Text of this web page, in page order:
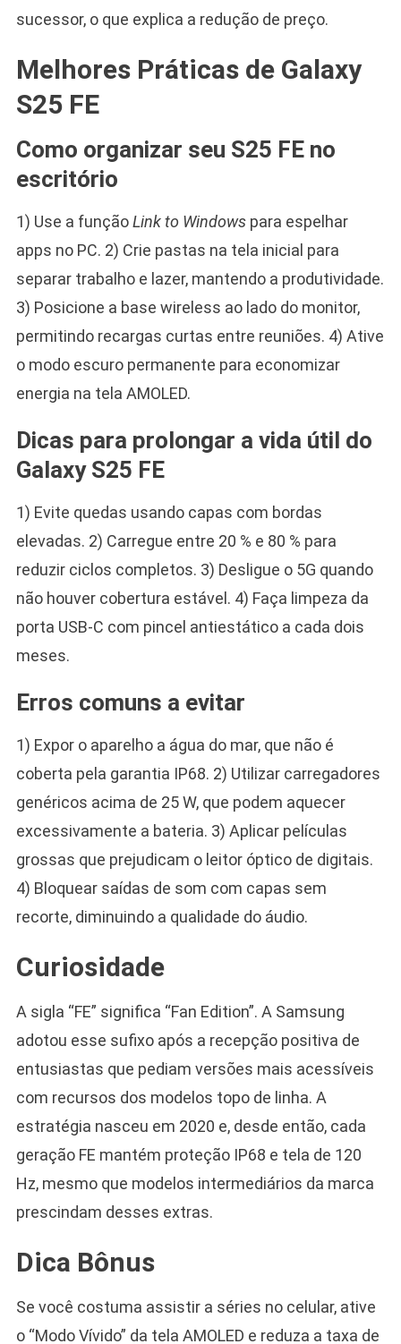
sucessor, o que explica a redução de preço.
Melhores Práticas de Galaxy
S25 FE
Como organizar seu S25 FE no
escritório
1) Use a funçãoLink to Windowspara espelhar
apps no PC. 2) Crie pastas na tela inicial para
separar trabalho e lazer, mantendo a produtividade.
3) Posicione a base wireless ao lado do monitor,
permitindo recargas curtas entre reuniões. 4) Ative
o modo escuro permanente para economizar
energia na tela AMOLED.
Dicas para prolongar a vida útil do
Galaxy S25 FE
1) Evite quedas usando capas com bordas
elevadas. 2) Carregue entre 20 % e 80 % para
reduzir ciclos completos. 3) Desligue o 5G quando
não houver cobertura estável. 4) Faça limpeza da
porta USB-C com pincel antiestático a cada dois
meses.
Erros comuns a evitar
1) Expor o aparelho a água do mar, que não é
coberta pela garantia IP68. 2) Utilizar carregadores
genéricos acima de 25 W, que podem aquecer
excessivamente a bateria. 3) Aplicar películas
grossas que prejudicam o leitor óptico de digitais.
4) Bloquear saídas de som com capas sem
recorte, diminuindo a qualidade do áudio.
Curiosidade
A sigla “FE” significa “Fan Edition”. A Samsung
adotou esse sufixo após a recepção positiva de
entusiastas que pediam versões mais acessíveis
com recursos dos modelos topo de linha. A
estratégia nasceu em 2020 e, desde então, cada
geração FE mantém proteção IP68 e tela de 120
Hz, mesmo que modelos intermediários da marca
prescindam desses extras.
Dica Bônus
Se você costuma assistir a séries no celular, ative
o “Modo Vívido” da tela AMOLED e reduza a taxa de